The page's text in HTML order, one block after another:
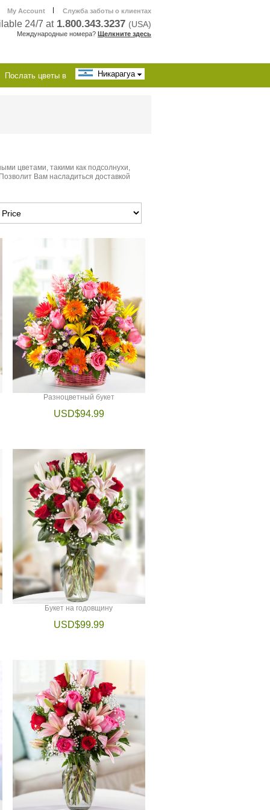
My Account | Служба заботы о клиентах
24/7 at 1.800.343.3237 (USA)
Международные номера? Щелкните здесь
Послать цветы в Никарагуа
цветами, такими как подсолнухи,
Вам насладиться доставкой
Разноцветный букет
USD$94.99
Букет на годовщину
USD$99.99